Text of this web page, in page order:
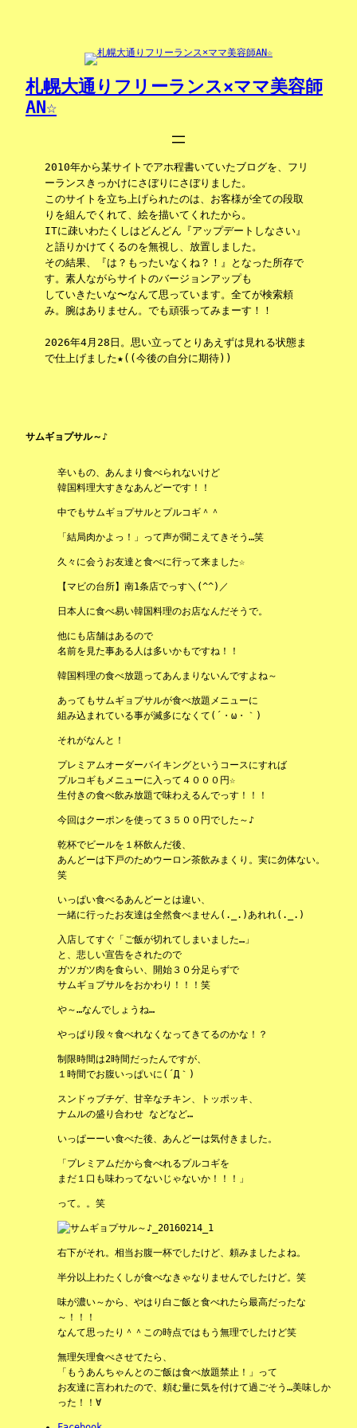
札幌大通りフリーランス×ママ美容師
AN☆
2010年から某サイトでアホ程書いていたブログを、フリ
ーランスきっかけにさぼりにさぼりました。
このサイトを立ち上げられたのは、お客様が全ての段取
りを組んでくれて、絵を描いてくれたから。
ITに疎いわたくしはどんどん『アップデートしなさい』
と語りかけてくるのを無視し、放置しました。
その結果、『は？もったいなくね？！』となった所存で
す。素人ながらサイトのバージョンアップも
していきたいな〜なんて思っています。全てが検索頼
み。腕はありません。でも頑張ってみまーす！！
2026年4月28日。思い立ってとりあえずは見れる状態ま
で仕上げました★((今後の自分に期待))
サムギョプサル～♪
辛いもの、あんまり食べられないけど
韓国料理大すきなあんどーです！！
中でもサムギョプサルとプルコギ＾＾
「結局肉かよっ！」って声が聞こえてきそう…笑
久々に会うお友達と食べに行って来ました☆
【マビの台所】南1条店でっす＼(^^)／
日本人に食べ易い韓国料理のお店なんだそうで。
他にも店舗はあるので
名前を見た事ある人は多いかもですね！！
韓国料理の食べ放題ってあんまりないんですよね～
あってもサムギョプサルが食べ放題メニューに
組み込まれている事が滅多になくて(´・ω・｀)
それがなんと！
プレミアムオーダーバイキングというコースにすれば
プルコギもメニューに入って４０００円☆
生付きの食べ飲み放題で味わえるんでっす！！！
今回はクーポンを使って３５００円でした～♪
乾杯でビールを１杯飲んだ後、
あんどーは下戸のためウーロン茶飲みまくり。実に勿体ない。
笑
いっぱい食べるあんどーとは違い、
一緒に行ったお友達は全然食べません(._.)あれれ(._.)
入店してすぐ「ご飯が切れてしまいました…」
と、悲しい宣告をされたので
ガツガツ肉を食らい、開始３０分足らずで
サムギョプサルをおかわり！！！笑
や～…なんでしょうね…
やっぱり段々食べれなくなってきてるのかな！？
制限時間は2時間だったんですが、
１時間でお腹いっぱいに(´Д｀)
スンドゥブチゲ、甘辛なチキン、トッポッキ、
ナムルの盛り合わせ などなど…
いっぱーーい食べた後、あんどーは気付きました。
「プレミアムだから食べれるプルコギを
まだ１口も味わってないじゃないか！！！」
って。。笑
右下がそれ。相当お腹一杯でしたけど、頼みましたよね。
半分以上わたくしが食べなきゃなりませんでしたけど。笑
味が濃い～から、やはり白ご飯と食べれたら最高だったな
～！！！
なんて思ったり＾＾この時点ではもう無理でしたけど笑
無理矢理食べさせてたら、
「もうあんちゃんとのご飯は食べ放題禁止！」って
お友達に言われたので、頼む量に気を付けて過ごそう…美味しか
った！！∀